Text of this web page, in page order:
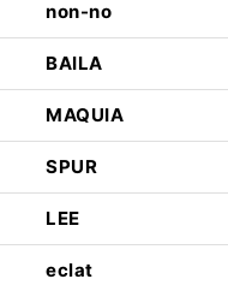
non-no
BAILA
MAQUIA
SPUR
LEE
eclat